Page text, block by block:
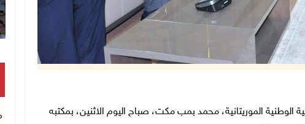
الجمعية الوطنية الموريتانية، محمد بمب مكت، صباح اليوم الاثنين، بمكتبه
انتشال رفات شهيد مجهول الهوية بخان